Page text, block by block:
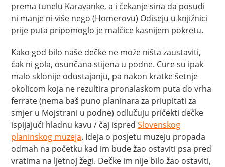
prema tunelu Karavanke, a i čekanje sina da posudi
ni manje ni više nego (Homerovu) Odiseju u knjižnici
prije puta pripomoglo je malčice kasnijem pokretu.
Kako god bilo naše dečke ne može ništa zaustaviti,
čak ni gola, osunčana stijena u podne. Cure su ipak
malo sklonije odustajanju, pa nakon kratke šetnje
okolicom koja ne rezultira pronalaskom puta do vrha
ferrate (nema baš puno planinara za priupitati za
smjer u Mojstrani u podne) odlučuju pričekti dečke
ispijajući hladnu kavu / čaj ispredSlovenskog
planinskog muzeja. Ideja o posjetu muzeju propada
odmah na početku kad im bude žao ostaviti psa pred
vratima na ljetnoj žegi. Dečke im nije bilo žao ostaviti,